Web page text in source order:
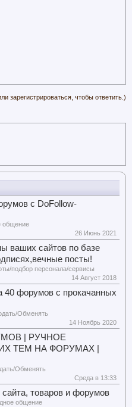
зарегистрироваться, чтобы ответить.)
с DoFollow-
общение
26 Июнь 2021
ваших сайтов по базе
посты!
подбор персонала/сервисы
14 Август 2018
40 форумов с прокачанных
Обменять
14 Ноябрь 2020
| РУЧНОЕ
ТЕМ НА ФОРУМАХ |
Обменять
Среда в 13:33
товаров и форумов
общение